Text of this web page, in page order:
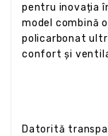
pentru inovația
model combină
policarbonat
confort și
Datorită